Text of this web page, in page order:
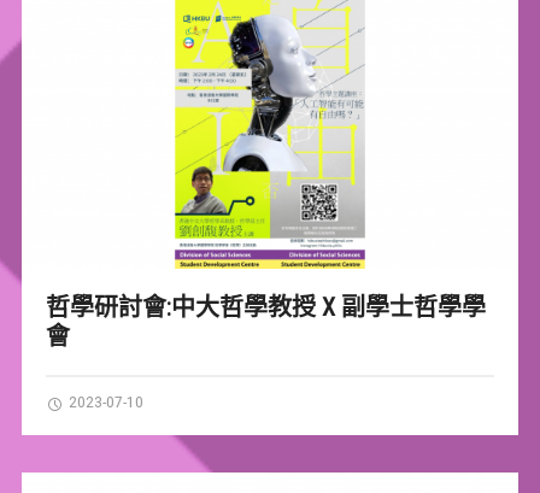
哲學研討會:中大哲學教授 X 副學士哲學學
會
2023-07-10